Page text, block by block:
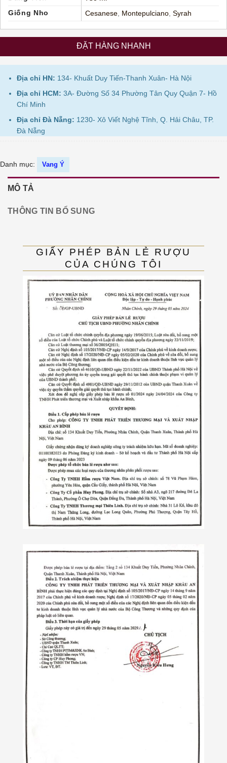
Giống Nho
Cesanese, Montepulciano, Syrah
ĐẶT HÀNG NHANH
Địa chỉ HN: 134- Khuất Duy Tiến-Thanh Xuân- Hà Nội
Địa chỉ HCM: 3A- Đường Số 34 Phường Tân Quy Quận 7- Hồ
Chí Minh
Địa chỉ Đà Nẵng: 1230- Xô Viết Nghệ Tĩnh, Q. Hải Châu, TP.
Đà Nẵng
Danh mục: Vang Ý
MÔ TẢ
THÔNG TIN BỔ SUNG
GIẤY PHÉP BẢN LẺ RƯỢU
CỦA CHÚNG TÔI